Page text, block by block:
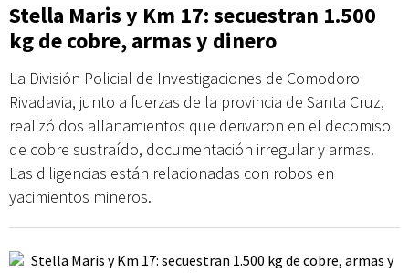
Stella Maris y Km 17: secuestran 1.500
kg de cobre, armas y dinero
La División Policial de Investigaciones de Comodoro
Rivadavia, junto a fuerzas de la provincia de Santa Cruz,
realizó dos allanamientos que derivaron en el decomiso
de cobre sustraído, documentación irregular y armas.
Las diligencias están relacionadas con robos en
yacimientos mineros.